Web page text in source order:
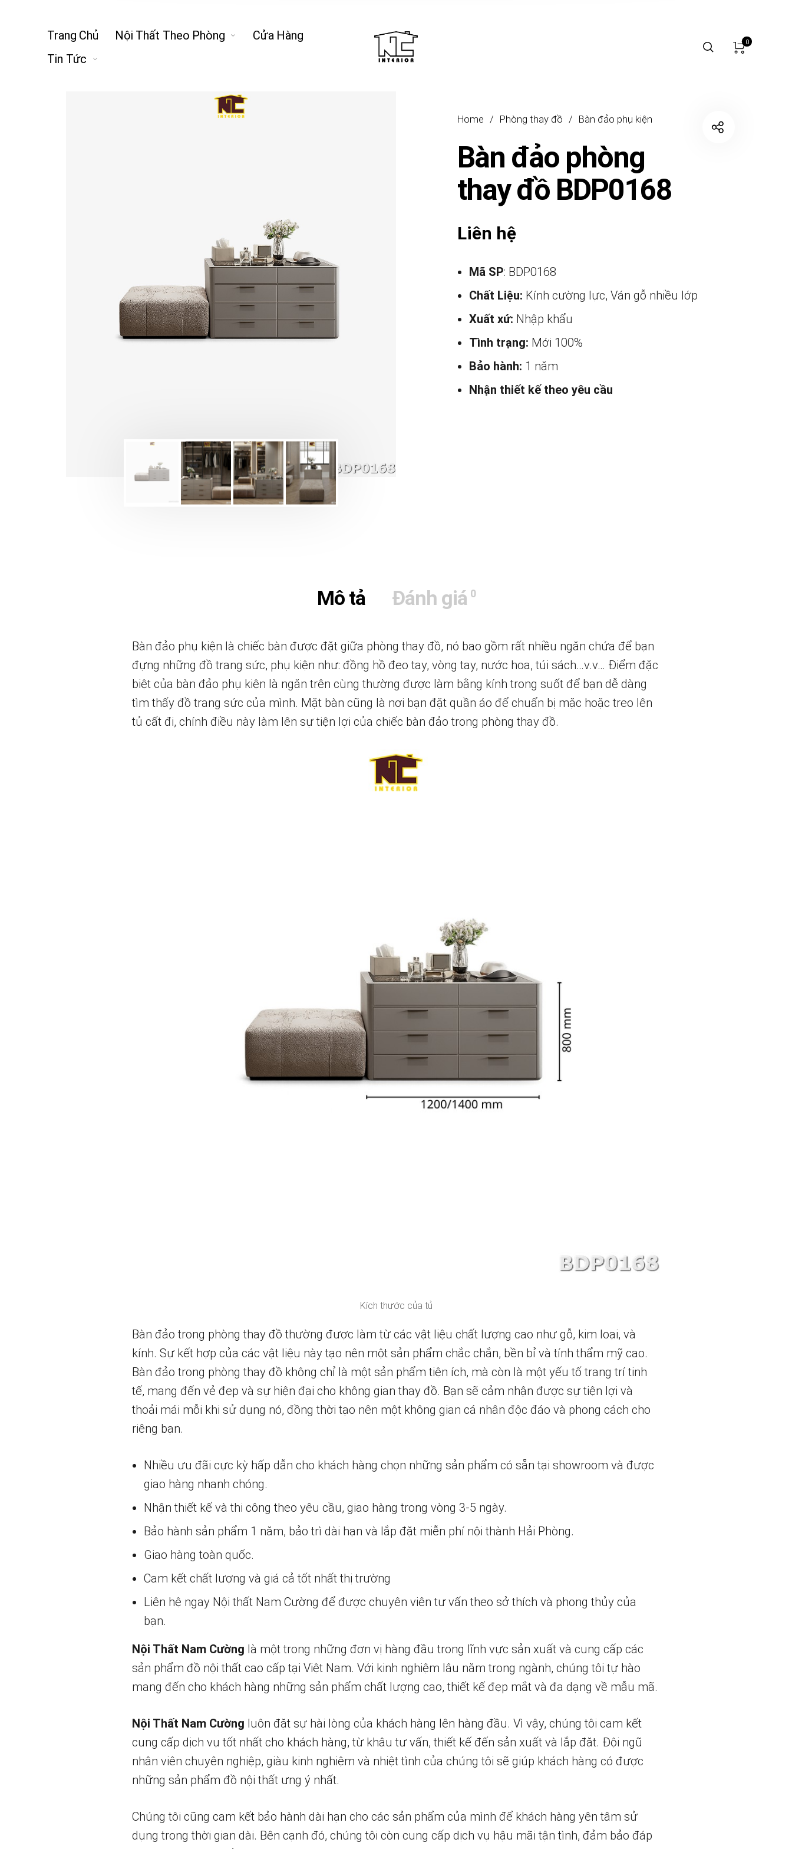
Trang Chủ Nội Thất Theo Phòng
Cửa Hàng
Tin Tức
0
Home / Phòng thay đồ / Bàn đảo phụ kiện
Bàn đảo phòng
thay đồ BDP0168
Liên hệ
Mã SP: BDP0168
Chất Liệu: Kính cường lực, Ván gỗ nhiều lớp
Xuất xứ: Nhập khẩu
Tình trạng: Mới 100%
Bảo hành: 1 năm
Nhận thiết kế theo yêu cầu
Mô tả Đánh giá 0
Bàn đảo phụ kiện là chiếc bàn được đặt giữa phòng thay đồ, nó bao gồm rất nhiều ngăn chứa để bạn
đựng những đồ trang sức, phụ kiện như: đồng hồ đeo tay, vòng tay, nước hoa, túi sách…v.v… Điểm đặc
biệt của bàn đảo phụ kiện là ngăn trên cùng thường được làm bằng kính trong suốt để bạn dễ dàng
tìm thấy đồ trang sức của mình. Mặt bàn cũng là nơi bạn đặt quần áo để chuẩn bị mặc hoặc treo lên
tủ cất đi, chính điều này làm lên sự tiện lợi của chiếc bàn đảo trong phòng thay đồ.
Kích thước của tủ
Bàn đảo trong phòng thay đồ thường được làm từ các vật liệu chất lượng cao như gỗ, kim loại, và
kính. Sự kết hợp của các vật liệu này tạo nên một sản phẩm chắc chắn, bền bỉ và tính thẩm mỹ cao.
Bàn đảo trong phòng thay đồ không chỉ là một sản phẩm tiện ích, mà còn là một yếu tố trang trí tinh
tế, mang đến vẻ đẹp và sự hiện đại cho không gian thay đồ. Bạn sẽ cảm nhận được sự tiện lợi và
thoải mái mỗi khi sử dụng nó, đồng thời tạo nên một không gian cá nhân độc đáo và phong cách cho
riêng bạn.
Nhiều ưu đãi cực kỳ hấp dẫn cho khách hàng chọn những sản phẩm có sẵn tại showroom và được
giao hàng nhanh chóng.
Nhận thiết kế và thi công theo yêu cầu, giao hàng trong vòng 3-5 ngày.
Bảo hành sản phẩm 1 năm, bảo trì dài hạn và lắp đặt miễn phí nội thành Hải Phòng.
Giao hàng toàn quốc.
Cam kết chất lượng và giá cả tốt nhất thị trường
Liên hệ ngay Nội thất Nam Cường để được chuyên viên tư vấn theo sở thích và phong thủy của
bạn.
Nội Thất Nam Cường là một trong những đơn vị hàng đầu trong lĩnh vực sản xuất và cung cấp các
sản phẩm đồ nội thất cao cấp tại Việt Nam. Với kinh nghiệm lâu năm trong ngành, chúng tôi tự hào
mang đến cho khách hàng những sản phẩm chất lượng cao, thiết kế đẹp mắt và đa dạng về mẫu mã.
Nội Thất Nam Cường luôn đặt sự hài lòng của khách hàng lên hàng đầu. Vì vậy, chúng tôi cam kết
cung cấp dịch vụ tốt nhất cho khách hàng, từ khâu tư vấn, thiết kế đến sản xuất và lắp đặt. Đội ngũ
nhân viên chuyên nghiệp, giàu kinh nghiệm và nhiệt tình của chúng tôi sẽ giúp khách hàng có được
những sản phẩm đồ nội thất ưng ý nhất.
Chúng tôi cũng cam kết bảo hành dài hạn cho các sản phẩm của mình để khách hàng yên tâm sử
dụng trong thời gian dài. Bên cạnh đó, chúng tôi còn cung cấp dịch vụ hậu mãi tận tình, đảm bảo đáp